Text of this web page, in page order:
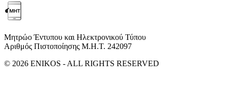
Μητρώο Έντυπου και Ηλεκτρονικού Τύπου
Αριθμός Πιστοποίησης Μ.Η.Τ. 242097
© 2026 ENIKOS - ALL RIGHTS RESERVED